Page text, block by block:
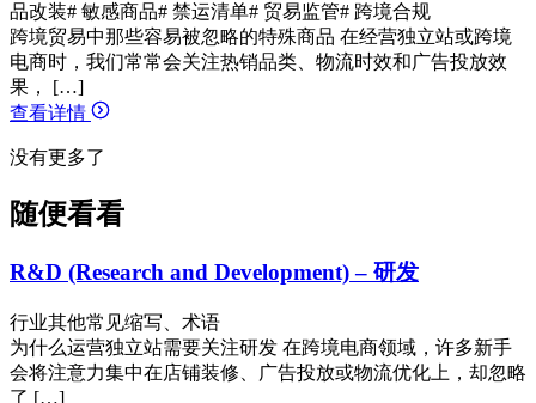
品改装# 敏感商品# 禁运清单# 贸易监管# 跨境合规
跨境贸易中那些容易被忽略的特殊商品 在经营独立站或跨境
电商时，我们常常会关注热销品类、物流时效和广告投放效
果， […]
查看详情
没有更多了
随便看看
R&D (Research and Development) – 研发
行业其他常见缩写、术语
为什么运营独立站需要关注研发 在跨境电商领域，许多新手
会将注意力集中在店铺装修、广告投放或物流优化上，却忽略
了 […]